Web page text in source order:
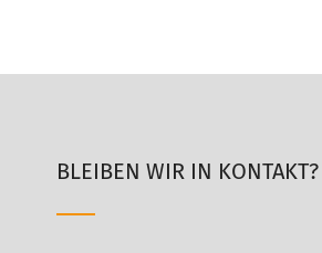
BLEIBEN WIR IN KONTAKT?